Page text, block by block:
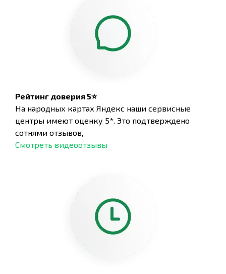
Рейтинг доверия 5⭐
На народных картах Яндекс наши сервисные
центры имеют оценку 5*. Это подтверждено
сотнями отзывов,
Смотреть видеоотзывы